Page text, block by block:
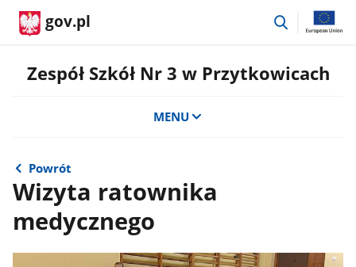
gov.pl
przejdź
Zespół Szkół Nr 3 w Przytkowicach
MENU
Powrót
Wizyta ratownika
medycznego